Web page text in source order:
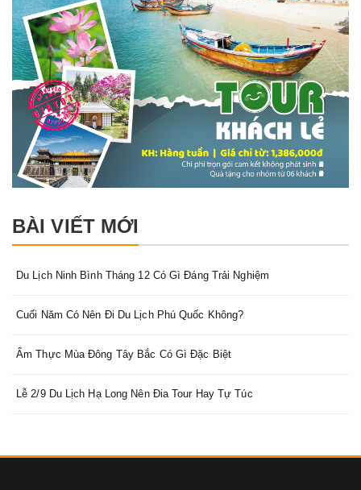
BÀI VIẾT MỚI
Du Lịch Ninh Bình Tháng 12 Có Gì Đáng Trải Nghiệm
Cuối Năm Có Nên Đi Du Lịch Phú Quốc Không?
Ẩm Thực Mùa Đông Tây Bắc Có Gì Đặc Biệt
Lễ 2/9 Du Lịch Hạ Long Nên Đia Tour Hay Tự Túc